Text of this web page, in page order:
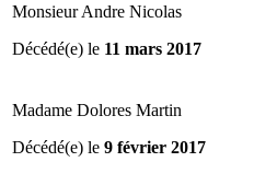
Monsieur Andre Nicolas
Décédé(e) le 11 mars 2017
Madame Dolores Martin
Décédé(e) le 9 février 2017